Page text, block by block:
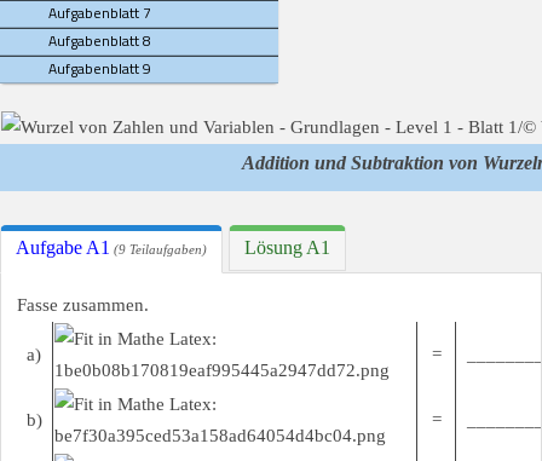
Aufgabenblatt 7
Aufgabenblatt 8
Aufgabenblatt 9
Addition und Subtraktion von
Aufgabe A1 (9 Teilaufgaben) Lösung A1
Fasse zusammen.
a) =
b) =